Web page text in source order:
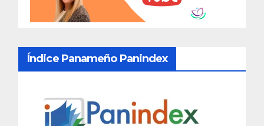
Índice Panameño Panindex